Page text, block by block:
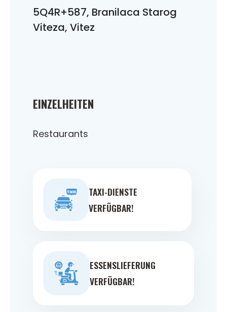
EINZELHEITEN
Restaurants
TAXI-DIENSTE
VERFÜGBAR!
ESSENSLIEFERUNG
VERFÜGBAR!
5Q4R+587, Branilaca Starog
Viteza, Vitez